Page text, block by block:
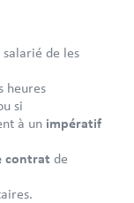
de les
heures
si
à un impératif
contrat de